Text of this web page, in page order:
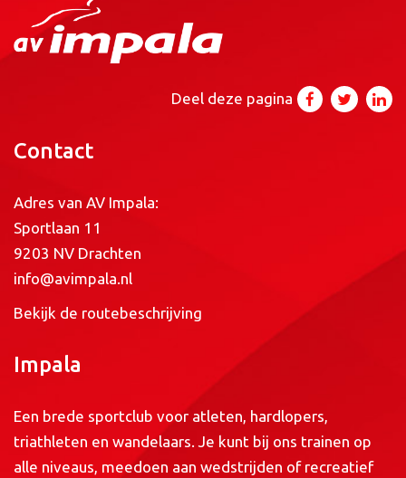
Deel deze pagina
Contact
Adres van AV Impala:
Sportlaan 11
9203 NV Drachten
info@avimpala.nl
Bekijk de routebeschrijving
Impala
Een brede sportclub voor atleten, hardlopers,
triathleten en wandelaars. Je kunt bij ons trainen op
alle niveaus, meedoen aan wedstrijden of recreatief